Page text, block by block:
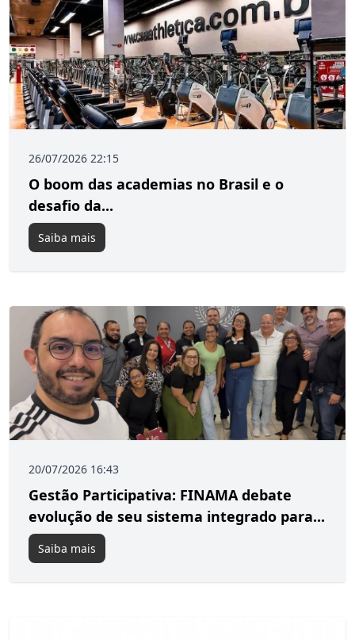
26/07/2026 22:15
O boom das academias no Brasil e o
desafio da...
Saiba mais
20/07/2026 16:43
Gestão Participativa: FINAMA debate
evolução de seu sistema integrado para...
Saiba mais